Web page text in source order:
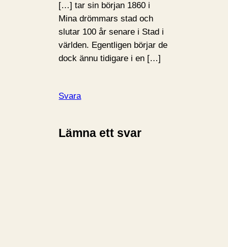
[…] tar sin början 1860 i
Mina drömmars stad och
slutar 100 år senare i Stad i
världen. Egentligen börjar de
dock ännu tidigare i en […]
Svara
Lämna ett svar